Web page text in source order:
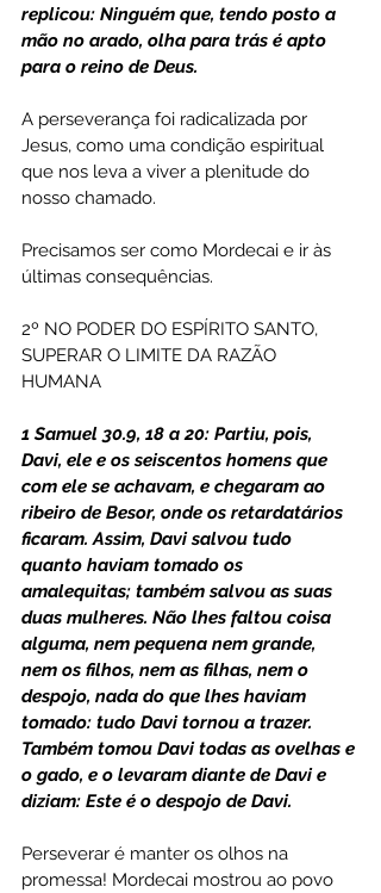
replicou: Ninguém que, tendo posto a
mão no arado, olha para trás é apto
para o reino de Deus.
A perseverança foi radicalizada por
Jesus, como uma condição espiritual
que nos leva a viver a plenitude do
nosso chamado.
Precisamos ser como Mordecai e ir às
últimas consequências.
2º NO PODER DO ESPÍRITO SANTO,
SUPERAR O LIMITE DA RAZÃO
HUMANA
1 Samuel 30.9, 18 a 20: Partiu, pois,
Davi, ele e os seiscentos homens que
com ele se achavam, e chegaram ao
ribeiro de Besor, onde os retardatários
ficaram. Assim, Davi salvou tudo
quanto haviam tomado os
amalequitas; também salvou as suas
duas mulheres. Não lhes faltou coisa
alguma, nem pequena nem grande,
nem os filhos, nem as filhas, nem o
despojo, nada do que lhes haviam
tomado: tudo Davi tornou a trazer.
Também tomou Davi todas as ovelhas e
o gado, e o levaram diante de Davi e
diziam: Este é o despojo de Davi.
Perseverar é manter os olhos na
promessa! Mordecai mostrou ao povo